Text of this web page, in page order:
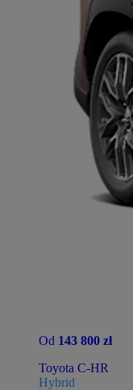
Od 143 800 zł
Toyota C-HR
Hybrid